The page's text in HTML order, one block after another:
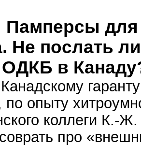
Памперсы для
Не послать ли
ОДКБ в
Канадскому гаранту
по опыту
коллеги К.-Ж.
про